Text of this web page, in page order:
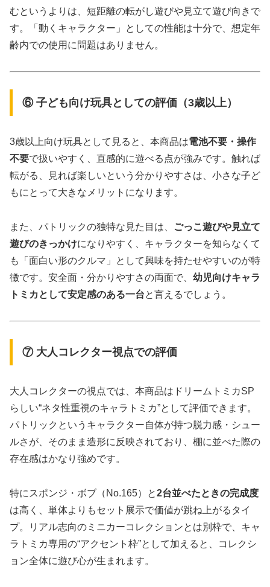
むというよりは、短距離の転がし遊びや見立て遊び向きで
す。「動くキャラクター」としての性能は十分で、想定年
齢内での使用に問題はありません。
⑥ 子ども向け玩具としての評価（3歳以上）
3歳以上向け玩具として見ると、本商品は電池不要・操作
不要で扱いやすく、直感的に遊べる点が強みです。触れば
転がる、見れば楽しいという分かりやすさは、小さな子ど
もにとって大きなメリットになります。
また、パトリックの独特な見た目は、
ごっこ遊びや見立て
遊びのきっかけになりやすく、キャラクターを知らなくて
も「面白い形のクルマ」として興味を持たせやすいのが特
徴です。安全面・分かりやすさの両面で、 幼児向けキャラ
トミカとして安定感のある一台と言えるでしょう。
⑦ 大人コレクター視点での評価
大人コレクターの視点では、本商品はドリームトミカSP
らしい“ネタ性重視のキャラトミカ”として評価できます。
パトリックというキャラクター自体が持つ脱力感・シュー
ルさが、そのまま造形に反映されており、棚に並べた際の
存在感はかなり強めです。
特にスポンジ・ボブ（No.165）と2台並べたときの完成度
は高く、単体よりもセット展示で価値が跳ね上がるタイ
プ。リアル志向のミニカーコレクションとは別枠で、キャ
ラトミカ専用の“アクセント枠”として加えると、コレクシ
ョン全体に遊び心が生まれます。